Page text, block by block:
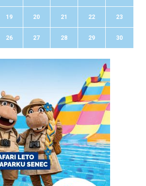
19 20 21 22 23
26 27 28 29 30